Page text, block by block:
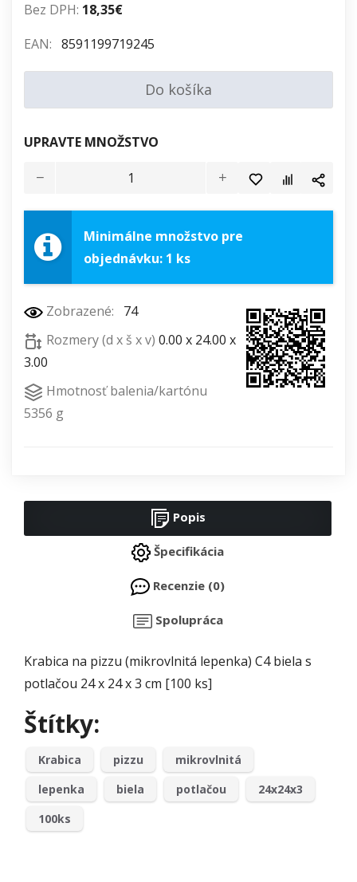
Bez DPH: 18,35€
EAN: 8591199719245
Do košíka
UPRAVTE MNOŽSTVO
Minimálne množstvo pre
objednávku: 1 ks
Zobrazené:
74
Rozmery (d x š x v) 0.00 x 24.00 x
3.00
Hmotnosť balenia/kartónu
5356 g
Popis
Špecifikácia
Recenzie (0)
Spolupráca
Krabica na pizzu (mikrovlnitá lepenka) C4 biela s
potlačou 24 x 24 x 3 cm [100 ks]
Štítky:
Krabica pizzu
mikrovlnitá
lepenka
biela potlačou
24x24x3
100ks